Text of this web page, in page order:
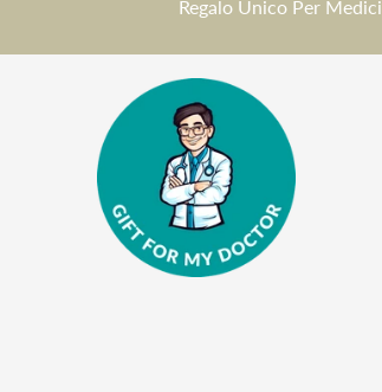
Regalo Unico Per Medici